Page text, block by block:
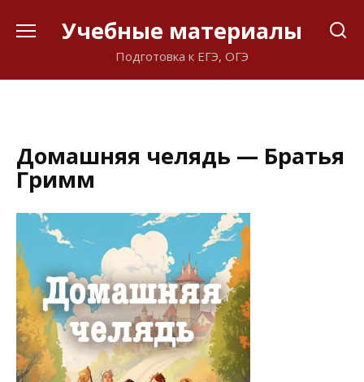
Учебные материалы
Подготовка к ЕГЭ, ОГЭ
Домашняя челядь — Братья
Гримм